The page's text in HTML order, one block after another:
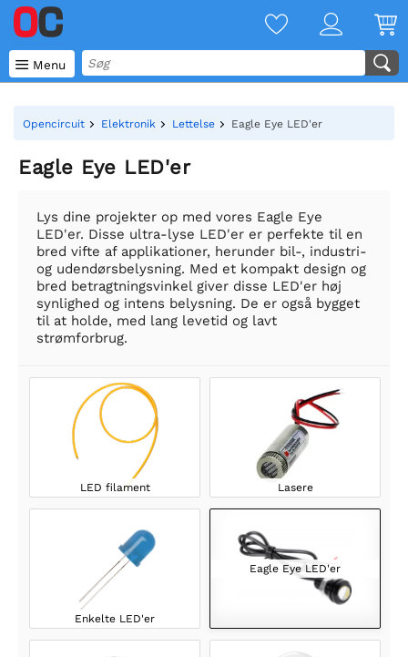
 Menu
Opencircuit Elektronik Lettelse Eagle Eye LED'er
Eagle Eye LED'er
Lys dine projekter op med vores Eagle Eye
LED'er. Disse ultra-lyse LED'er er perfekte til en
bred vifte af applikationer, herunder bil-, industri-
og udendørsbelysning. Med et kompakt design og
bred betragtningsvinkel giver disse LED'er høj
synlighed og intens belysning. De er også bygget
til at holde, med lang levetid og lavt
strømforbrug.
LED filament Lasere
Enkelte LED'er
Eagle Eye LED'er